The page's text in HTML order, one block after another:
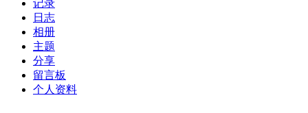
记录
日志
相册
主题
分享
留言板
个人资料